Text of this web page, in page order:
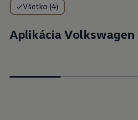
Všetko (4)
Aplikácia Volkswagen